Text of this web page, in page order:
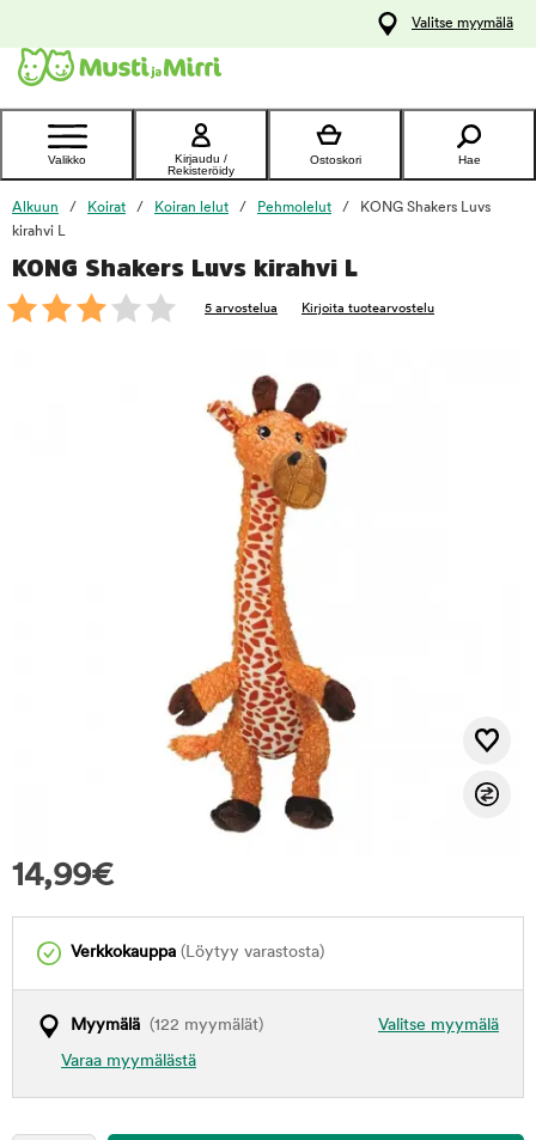
Ota yhteyttä
asiakaspalveluun
Valitse myymälä
Valikko
Kirjaudu /
Rekisteröidy
Ostoskori Hae
Alkuun Koirat Koiran lelut Pehmolelut
KONG Shakers Luvs
kirahvi L
KONG Shakers Luvs kirahvi L
5 arvostelua Kirjoita tuotearvostelu
14,99€
Verkkokauppa (Löytyy varastosta)
Valitse myymälä
Myymälä (122 myymälät)
Varaa myymälästä
foo